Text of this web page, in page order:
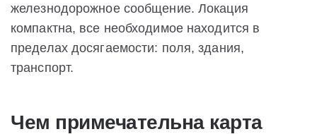
железнодорожное сообщение. Локация
компактна, все необходимое находится в
пределах досягаемости: поля, здания,
транспорт.
Чем примечательна карта